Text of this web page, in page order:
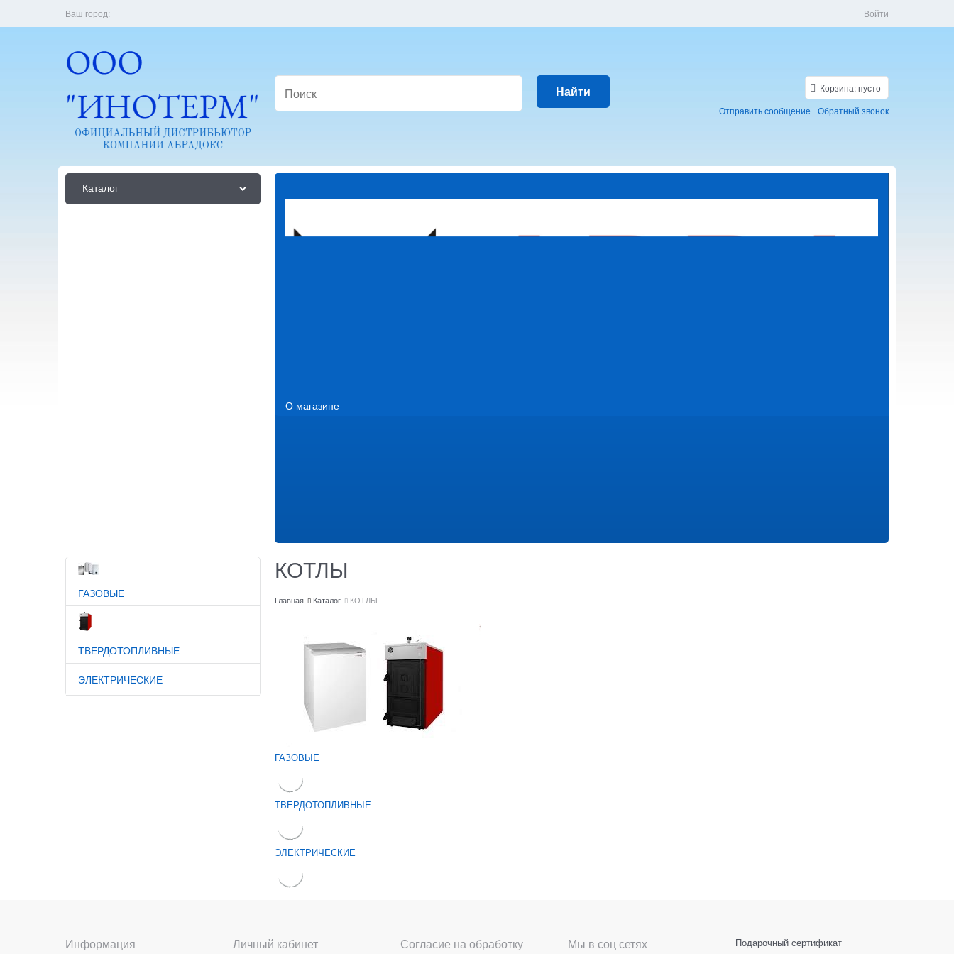
Ваш город: Войти
Найти Корзина:пусто
Отправить сообщение
Обратный звонок
Каталог
О магазине
ГАЗОВЫЕ
ТВЕРДОТОПЛИВНЫЕ
ЭЛЕКТРИЧЕСКИЕ
КОТЛЫ
Главная Каталог КОТЛЫ
ГАЗОВЫЕ
ТВЕРДОТОПЛИВНЫЕ
ЭЛЕКТРИЧЕСКИЕ
Информация Личный кабинет
Согласие на обработку
Мы в соц сетях Подарочный сертификат